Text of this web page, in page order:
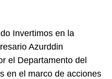
Invertimos en la
Azurddin
el Departamento del
en el marco de acciones